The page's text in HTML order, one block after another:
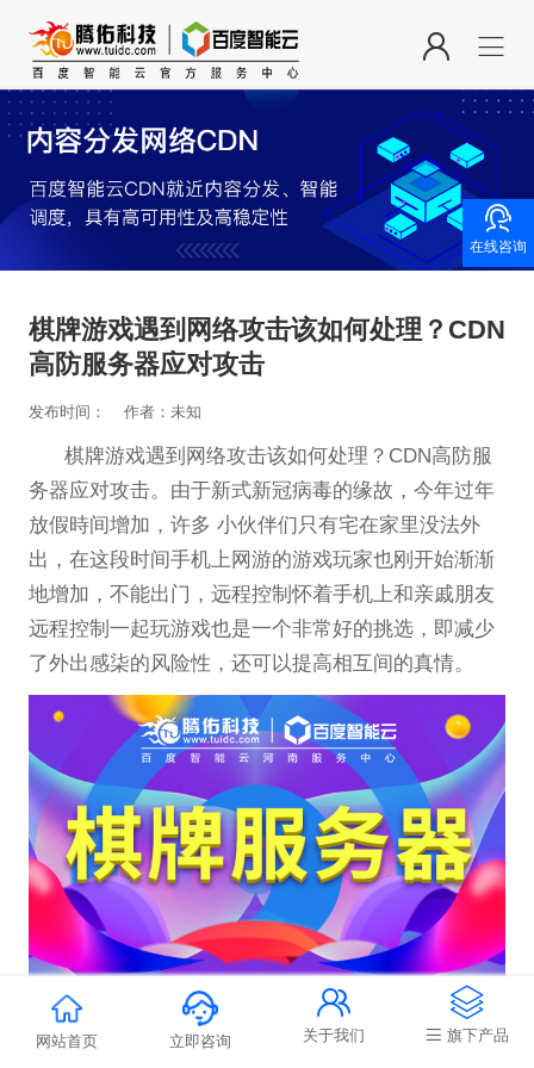
棋牌游戏遇到网络攻击该如何处理？CDN
高防服务器应对攻击
发布时间： 作者：未知
棋牌游戏遇到网络攻击该如何处理？CDN高防服
务器应对攻击。由于新式新冠病毒的缘故，今年过年
放假時间增加，许多 小伙伴们只有宅在家里没法外
出，在这段时间手机上网游的游戏玩家也刚开始渐渐
地增加，不能出门，远程控制怀着手机上和亲戚朋友
远程控制一起玩游戏也是一个非常好的挑选，即减少
了外出感柒的风险性，还可以提高相互间的真情。
同种类的棋牌游戏可以说的上是多的不可以再多
了，正由于多，因此 在市场竞争上也会越来越更加猛

在线咨询
网站首页 立即咨询

关于我们

旗下产品